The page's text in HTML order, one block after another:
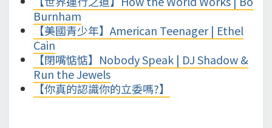
Burnham
【美國青少年】American Teenager | Ethel
Cain
【閉嘴惦惦】Nobody Speak | DJ Shadow &
Run the Jewels
【你真的認識你的立委嗎?】